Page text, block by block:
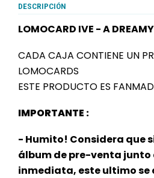
DESCRIPCIÓN
LOMOCARD IVE - A
CADA CAJA CONTIENE UN
LOMOCARDS
ESTE PRODUCTO ES
IMPORTANTE :
- Humito! Considera que
álbum de pre-venta junto
inmediata, este ultimo se